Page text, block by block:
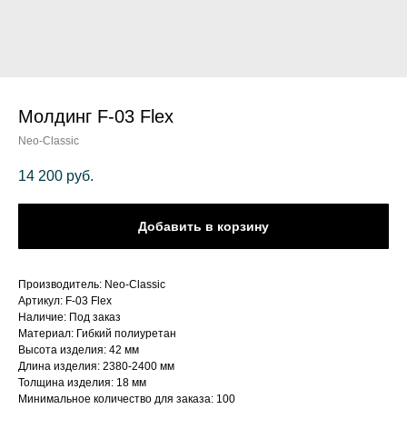
Молдинг F-03 Flex
Neo-Classic
14 200 руб.
Добавить в корзину
Производитель: Neo-Classic
Артикул: F-03 Flex
Наличие: Под заказ
Материал: Гибкий полиуретан
Высота изделия: 42 мм
Длина изделия: 2380-2400 мм
Толщина изделия: 18 мм
Минимальное количество для заказа: 100